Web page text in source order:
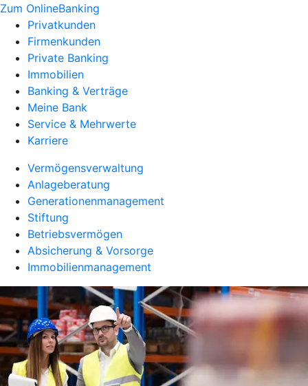
Zum OnlineBanking
Privatkunden
Firmenkunden
Private Banking
Immobilien
Banking & Verträge
Meine Bank
Service & Mehrwerte
Karriere
Vermögensverwaltung
Anlageberatung
Generationenmanagement
Stiftung
Betriebsvermögen
Absicherung & Vorsorge
Immobilienmanagement